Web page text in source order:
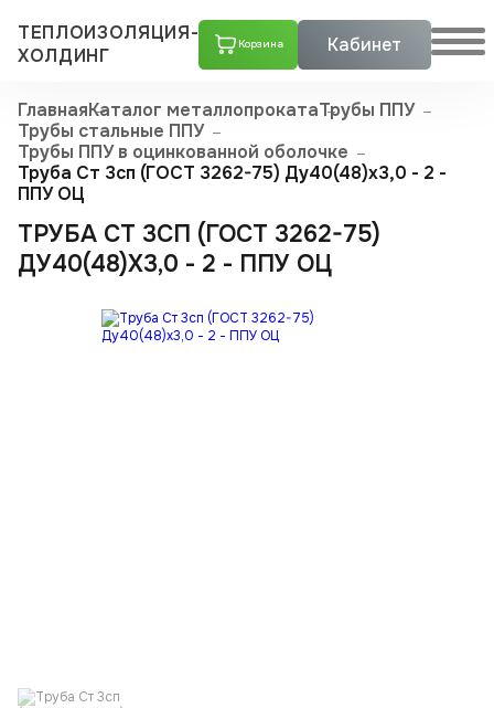
ТЕПЛОИЗОЛЯЦИЯ-
ХОЛДИНГ
Корзина Кабинет
ГлавнаяКаталог металлопрокатаТрубы ППУ
Трубы стальные ППУ
Трубы ППУ в оцинкованной оболочке
Труба Ст 3сп (ГОСТ 3262-75) Ду40(48)x3,0 - 2 -
ППУ ОЦ
ТРУБА СТ 3СП (ГОСТ 3262-75)
ДУ40(48)X3,0 - 2 - ППУ ОЦ